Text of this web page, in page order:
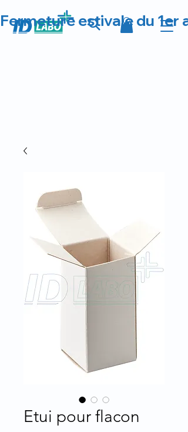
Fermeture estivale du 1er
Etui pour flacon